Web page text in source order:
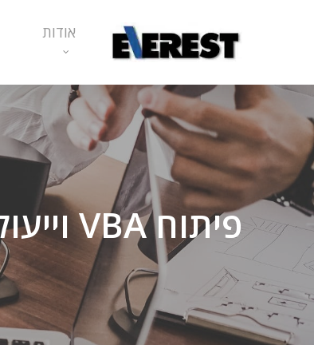
content
אודות
פיתוח VBA וייעול קבצי אקסל